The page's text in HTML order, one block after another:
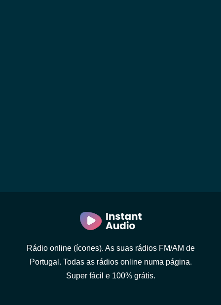
Rádio online (ícones). As suas rádios FM/AM de
Portugal. Todas as rádios online numa página.
Super fácil e 100% grátis.